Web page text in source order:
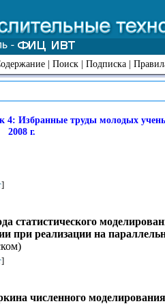
| Поиск | Подписка |
Избранные труды молодых
2008 г.
]
статистического
при реализации на
]
численного